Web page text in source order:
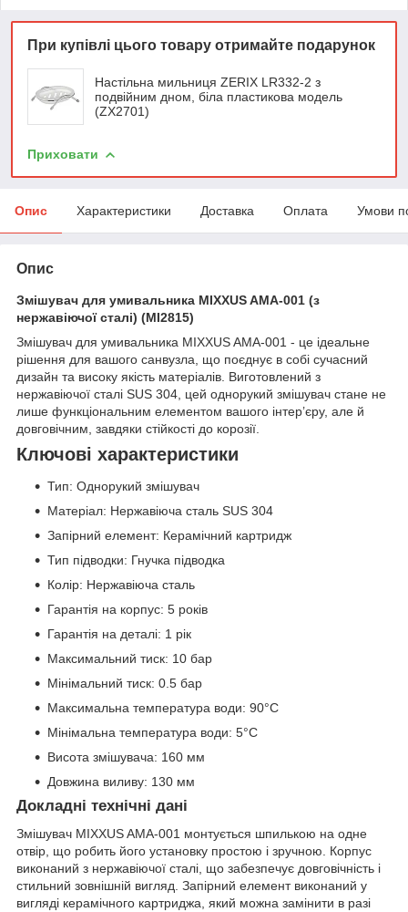
При купівлі цього товару отримайте подарунок
Настільна мильниця ZERIX LR332-2 з
подвійним дном, біла пластикова модель
(ZX2701)
Приховати
Опис Характеристики Доставка Оплата Умови
Опис
Змішувач для умивальника MIXXUS AMA-001 (з
нержавіючої сталі) (MI2815)
Змішувач для умивальника MIXXUS AMA-001 - це ідеальне
рішення для вашого санвузла, що поєднує в собі сучасний
дизайн та високу якість матеріалів. Виготовлений з
нержавіючої сталі SUS 304, цей однорукий змішувач стане не
лише функціональним елементом вашого інтер’єру, але й
довговічним, завдяки стійкості до корозії.
Ключові характеристики
Тип: Однорукий змішувач
Матеріал: Нержавіюча сталь SUS 304
Запірний елемент: Керамічний картридж
Тип підводки: Гнучка підводка
Колір: Нержавіюча сталь
Гарантія на корпус: 5 років
Гарантія на деталі: 1 рік
Максимальний тиск: 10 бар
Мінімальний тиск: 0.5 бар
Максимальна температура води: 90°C
Мінімальна температура води: 5°C
Висота змішувача: 160 мм
Довжина виливу: 130 мм
Докладні технічні дані
Змішувач MIXXUS AMA-001 монтується шпилькою на одне
отвір, що робить його установку простою і зручною. Корпус
виконаний з нержавіючої сталі, що забезпечує довговічність і
стильний зовнішній вигляд. Запірний елемент виконаний у
вигляді керамічного картриджа, який можна замінити в разі